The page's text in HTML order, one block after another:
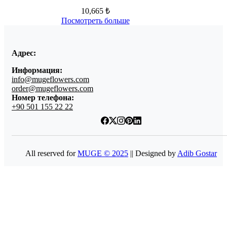
10,665 ₺
Посмотреть больше
Адрес:
Информация:
info@mugeflowers.com
order@mugeflowers.com
Номер телефона:
+90 501 155 22 22
All reserved forMUGE © 2025 || Designed by Adib Gostar